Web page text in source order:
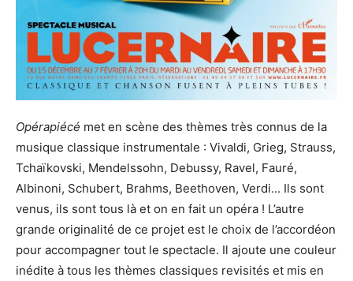
Opérapiécé met en scène des thèmes très connus de la
musique classique instrumentale : Vivaldi, Grieg, Strauss,
Tchaïkovski, Mendelssohn, Debussy, Ravel, Fauré,
Albinoni, Schubert, Brahms, Beethoven, Verdi... Ils sont
venus, ils sont tous là et on en fait un opéra ! L’autre
grande originalité de ce projet est le choix de l’accordéon
pour accompagner tout le spectacle. Il ajoute une couleur
inédite à tous les thèmes classiques revisités et mis en